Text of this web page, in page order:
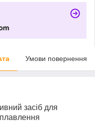
Умови повернення
засіб для